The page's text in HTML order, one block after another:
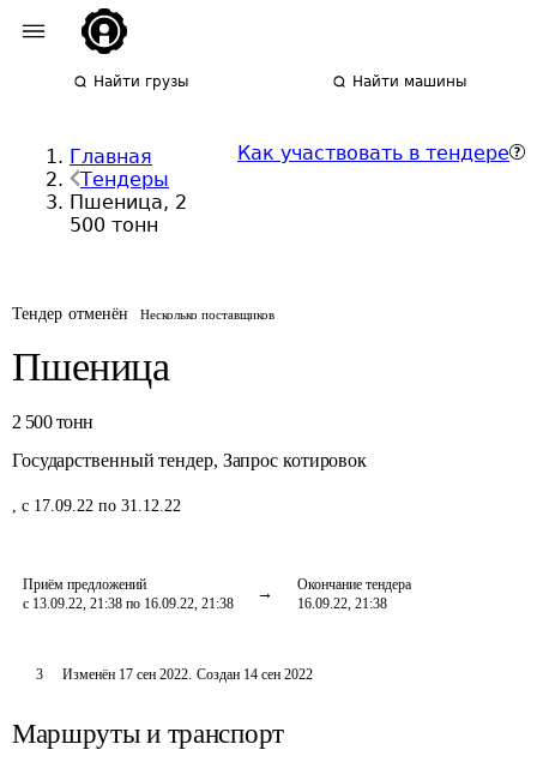
Найти грузы Найти машины
Главная
Тендеры
Пшеница, 2
500 тонн
Как участвовать в тендере
Тендер отменён Несколько поставщиков
Пшеница
2 500 тонн
Государственный тендер, Запрос котировок
, с 17.09.22 по 31.12.22
Приём предложений
с 13.09.22, 21:38 по 16.09.22, 21:38
Окончание тендера
16.09.22, 21:38
3 Изменён 17 сен 2022. Создан 14 сен 2022
Маршруты и транспорт